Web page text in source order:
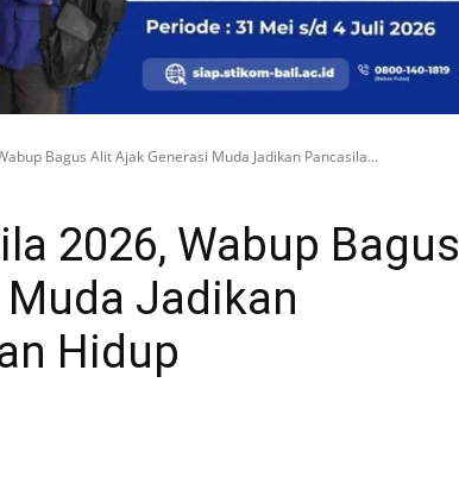
Bagus Alit Ajak Generasi Muda Jadikan Pancasila...
2026, Wabup Bagus
Jadikan
Hidup